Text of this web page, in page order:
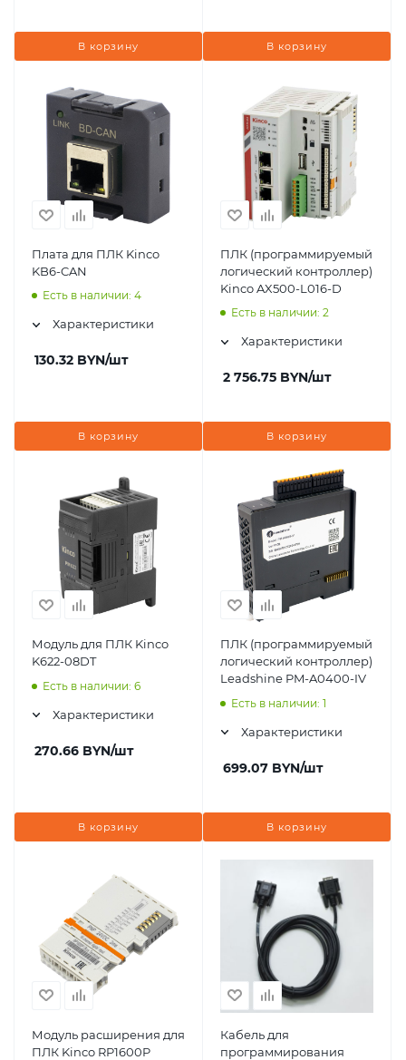
В корзину В корзину
Плата для ПЛК Kinco
KB6-CAN
Есть в наличии: 4
Характеристики
130.32 BYN/шт
В корзину
ПЛК (программируемый
логический контроллер)
Kinco AX500-L016-D
Есть в наличии: 2
Характеристики
2 756.75 BYN/шт
В корзину
Модуль для ПЛК Kinco
K622-08DT
Есть в наличии: 6
Характеристики
270.66 BYN/шт
В корзину
ПЛК (программируемый
логический контроллер)
Leadshine PM-A0400-IV
Есть в наличии: 1
Характеристики
699.07 BYN/шт
В корзину
Модуль расширения для
ПЛК Kinco RP1600P
Кабель для
программирования